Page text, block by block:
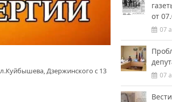
Дзержинского с 13
от
07
07